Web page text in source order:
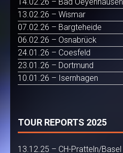
13.02.26 – Wismar
07.02.26 – Bargteheide
06.02.26 – Osnabrück
24.01.26 – Coesfeld
23.01.26 – Dortmund
10.01.26 – Isernhagen
TOUR REPORTS 2025
13.12.25 – CH-Pratteln/Basel